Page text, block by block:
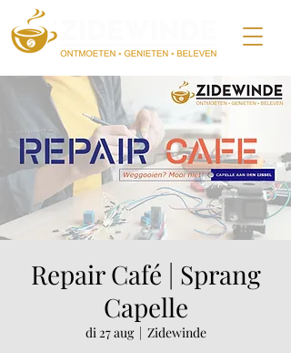
Repair Café | Sprang
Capelle
di 27 aug
  |
Zidewinde